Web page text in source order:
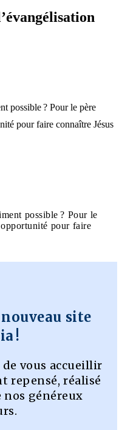
possible ? Pour le père
pour faire connaître Jésus
possible ? Pour le
pour faire
site
!
vous accueillir
repensé, réalisé
nos généreux